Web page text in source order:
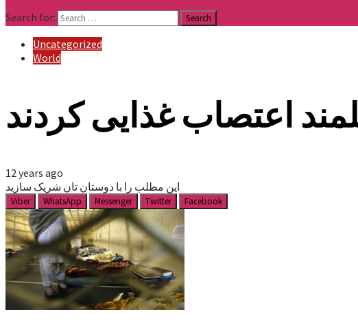
Search for:
Uncategorized
World
اعتصاب غذایی کردند
12 years ago
این مطلب را با دوستان تان شریک سازید
Viber WhatsApp Messenger Twitter Facebook